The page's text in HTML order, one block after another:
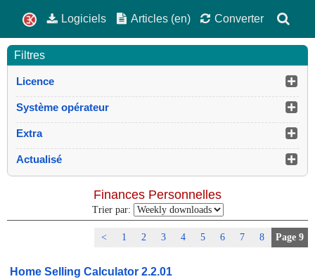
Logiciels Articles (en) Converter
Filtres
Licence
Système opérateur
Extra
Actualisé
Finances Personnelles
Trier par:
< 1 2 3 4 5 6 7 8 Page 9
Home Selling Calculator 2.2.01